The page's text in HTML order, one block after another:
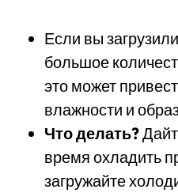
Если вы
большое
это может
влажности и
Что делать?
время охладить
загружайте